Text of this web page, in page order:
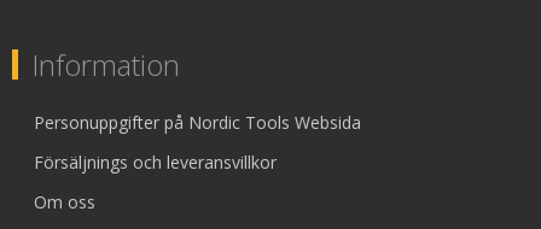
Information
Personuppgifter på Nordic Tools Websida
Försäljnings och leveransvillkor
Om oss